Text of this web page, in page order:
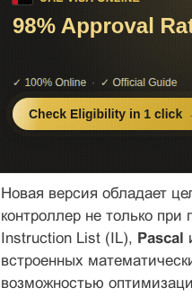
Новая версия обладает
контроллер не только
Instruction List (IL), Pascal
встроенных
возможностью